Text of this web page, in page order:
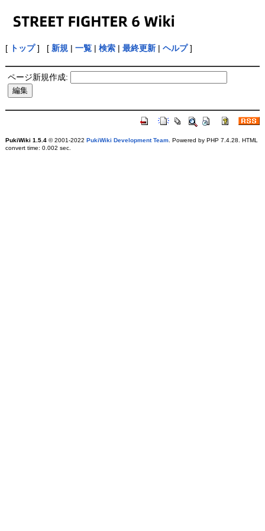
[ トップ] [ 新規| 一覧| 検索| 最終更新| ヘルプ]
ページ新規作成:
PukiWiki 1.5.4© 2001-2022 PukiWiki Development Team. Powered by PHP 7.4.28. HTML
convert time: 0.002 sec.